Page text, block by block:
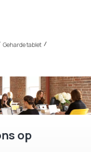
Geharde tablet
op